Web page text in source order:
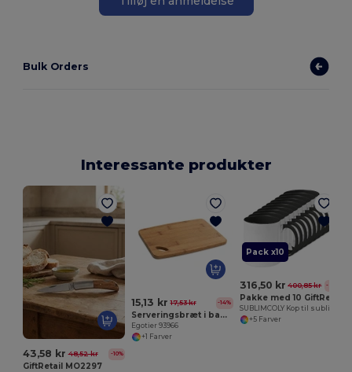
Bulk Orders
Interessante produkter
43,58 kr 48,52 kr -10%
GiftRetail MO2297
15,13 kr 17,53 kr -14%
Serveringsbræt i bambus
Egotier 93966
+1 Farver
Pack x10
316,50 kr 400,85 kr -21%
+5 Farver